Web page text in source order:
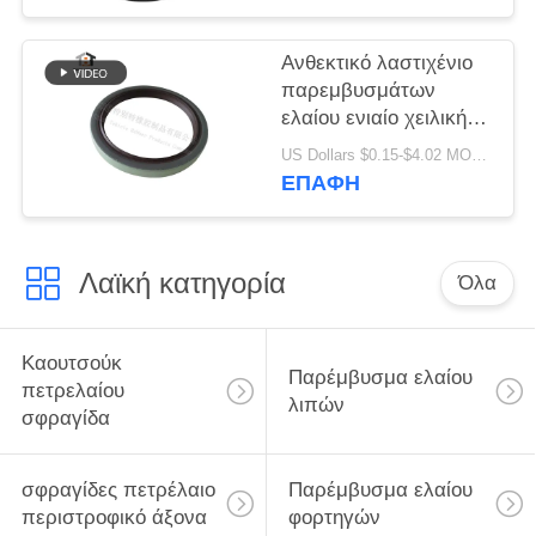
εσωτερικό
περιστροφικό
παρέμβυσμα ελαίου
Ανθεκτικό λαστιχένιο
παρεμβυσμάτων
ελαίου ενιαίο χειλικής
φυματίωσης τύπων
ποιοτικό υλικό
US Dollars $0.15-$4.02 MOQ:20pcs
ΕΠΑΦΉ
Λαϊκή κατηγορία Όλα
Καουτσούκ
πετρελαίου
σφραγίδα
Παρέμβυσμα ελαίου
λιπών
σφραγίδες πετρέλαιο
περιστροφικό άξονα
Παρέμβυσμα ελαίου
φορτηγών